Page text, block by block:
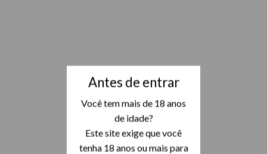
Antes de entrar
Você tem mais de 18 anos
de idade?
Este site exige que você
tenha 18 anos ou mais para